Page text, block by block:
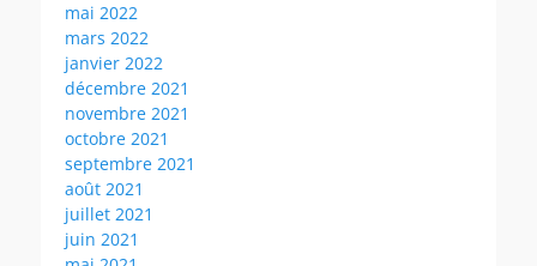
mai 2022
mars 2022
janvier 2022
décembre 2021
novembre 2021
octobre 2021
septembre 2021
août 2021
juillet 2021
juin 2021